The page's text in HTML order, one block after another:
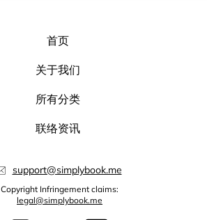
首页
关于我们
所有分类
联络资讯
support@simplybook.me
Copyright Infringement claims:
legal@simplybook.me